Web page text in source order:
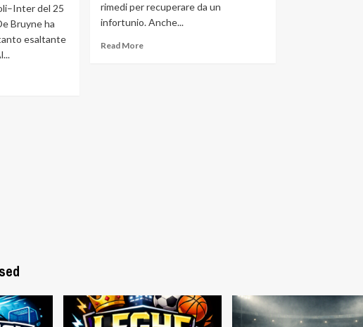
del 25
Bruyne ha
esaltante
rimedi per recuperare da un
infortunio. Anche...
Read More